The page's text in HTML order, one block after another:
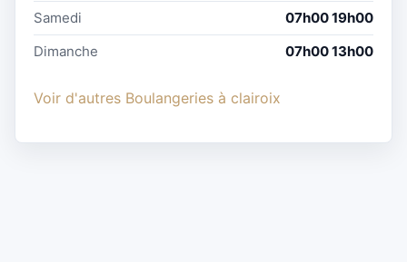
Samedi
07h00 19h00
Dimanche
07h00 13h00
Voir d'autres Boulangeries à clairoix